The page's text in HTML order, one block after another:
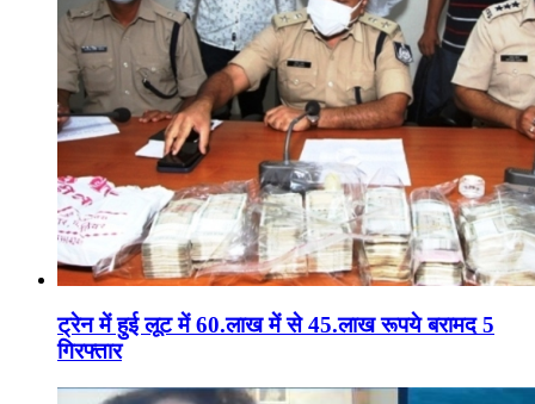
ट्रेन में हुई लूट में 60.लाख में से 45.लाख रूपये बरामद 5
गिरफ्तार